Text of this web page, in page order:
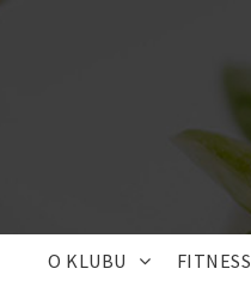
O KLUBU FITNESS